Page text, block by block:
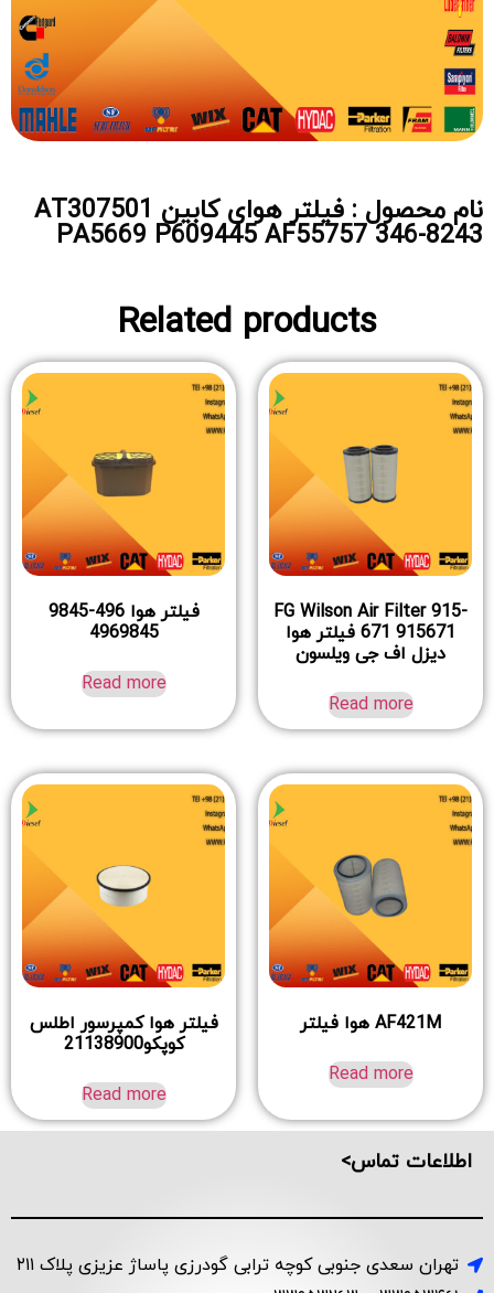
نام محصول : فیلتر هوای کابین AT307501
PA5669 P609445 AF55757 346-8243
Related products
FG Wilson Air Filter 915-
671 915671 فیلتر هوا
دیزل اف جی ویلسون
Read more
فیلتر هوا 496-9845
4969845
Read more
AF421M هوا فیلتر
Read more
فیلتر هوا کمپرسور اطلس
کوپکو21138900
Read more
اطلاعات تماس>
تهران سعدی جنوبی کوچه ترابی گودرزی پاساژ عزیزی پلاک ۲۱۱